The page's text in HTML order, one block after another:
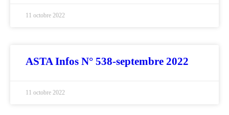
11 octobre 2022
ASTA Infos N° 538-septembre 2022
11 octobre 2022